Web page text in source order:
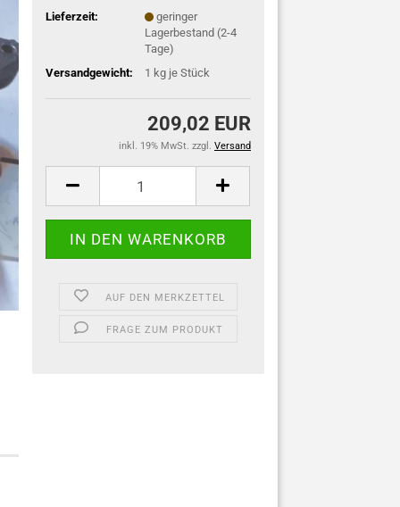
Lieferzeit:
geringer
Lagerbestand (2-4
Tage)
Versandgewicht:
1 kg je Stück
209,02 EUR
inkl. 19% MwSt. zzgl. Versand
AUF DEN MERKZETTEL
FRAGE ZUM PRODUKT